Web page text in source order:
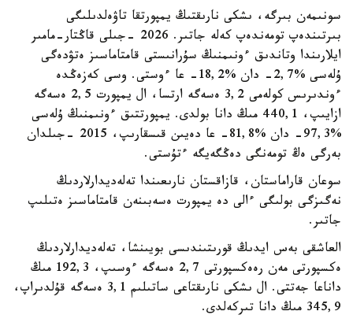
سونىمەن بىرگە، ىشكى نارىقتىڭ يمپورتقا تاۋەلدىلىگى
بىرتىندەپ تومەندەپ كەلە جاتىر. 2026 -جىلى قاڭتار-مامىر
ايلارىندا وتاندىق ءونىمنىڭ سۇرانىستى قامتاماسىز ەتۋدەگى
ۇلەسى %2,7- دان %18,2- عا ءوستى. وسى كەزەڭدە
ءوندىرىس كولەمى 3,2 ەسەگە ارتسا، ال يمپورت 2,5 ەسەگە
ازايىپ، 440,1 مىڭ دانا بولدى. يمپورتتىق ءونىمنىڭ ۇلەسى
%97,3- دان %81,8- عا دەيىن قىسقارىپ، 2015 -جىلدان
بەرگى ەڭ تومەنگى دەڭگەيگە ءتۇستى.
سوعان قاراماستان، قازاقستان نارىعىندا تەلەديدارلاردىڭ
نەگىزگى بولىگى ءالى دە يمپورت ەسەبىنەن قامتاماسىز ەتىلىپ
جاتىر.
العاشقى بەس ايدىڭ قورىتىندىسى بويىنشا، تەلەديدارلاردىڭ
ەكسپورتى مەن رەەكسپورتى 2,7 ەسەگە ءوسىپ، 192,3 مىڭ
داناعا جەتتى. ال ىشكى نارىقتاعى ساتىلىم 3,1 ەسەگە قۇلدىراپ،
345,9 مىڭ دانا تىركەلدى.